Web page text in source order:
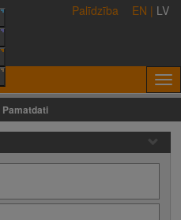
Palīdzība EN | LV
Pamatdati